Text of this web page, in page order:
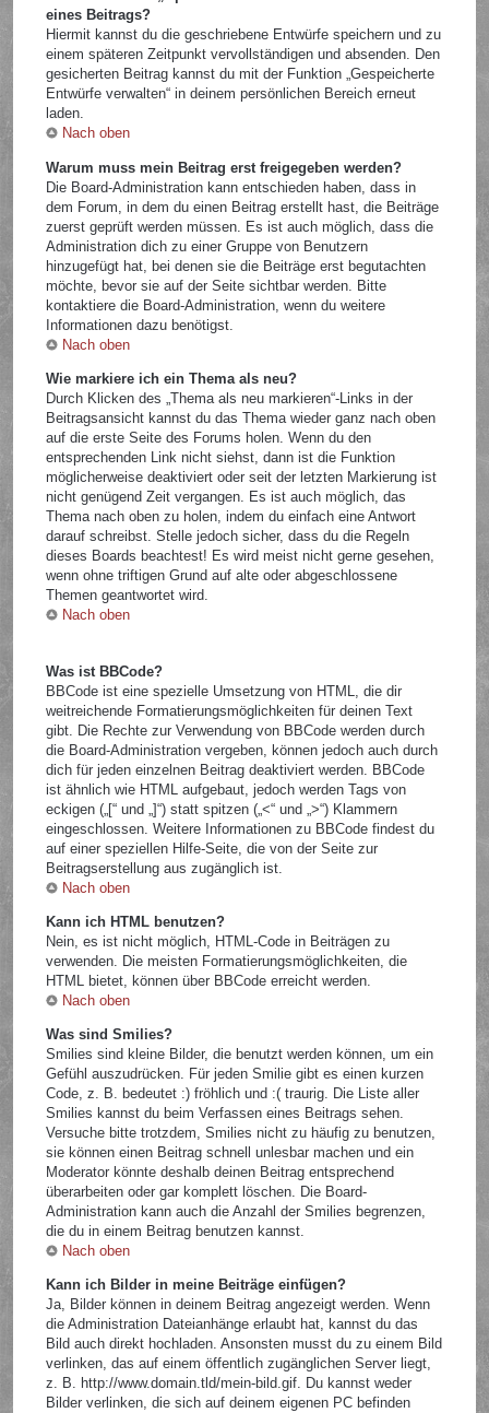
eines Beitrags?
Hiermit kannst du die geschriebene Entwürfe speichern und zu
einem späteren Zeitpunkt vervollständigen und absenden. Den
gesicherten Beitrag kannst du mit der Funktion „Gespeicherte
Entwürfe verwalten“ in deinem persönlichen Bereich erneut
laden.
Nach oben
Warum muss mein Beitrag erst freigegeben werden?
Die Board-Administration kann entschieden haben, dass in
dem Forum, in dem du einen Beitrag erstellt hast, die Beiträge
zuerst geprüft werden müssen. Es ist auch möglich, dass die
Administration dich zu einer Gruppe von Benutzern
hinzugefügt hat, bei denen sie die Beiträge erst begutachten
möchte, bevor sie auf der Seite sichtbar werden. Bitte
kontaktiere die Board-Administration, wenn du weitere
Informationen dazu benötigst.
Nach oben
Wie markiere ich ein Thema als neu?
Durch Klicken des „Thema als neu markieren“-Links in der
Beitragsansicht kannst du das Thema wieder ganz nach oben
auf die erste Seite des Forums holen. Wenn du den
entsprechenden Link nicht siehst, dann ist die Funktion
möglicherweise deaktiviert oder seit der letzten Markierung ist
nicht genügend Zeit vergangen. Es ist auch möglich, das
Thema nach oben zu holen, indem du einfach eine Antwort
darauf schreibst. Stelle jedoch sicher, dass du die Regeln
dieses Boards beachtest! Es wird meist nicht gerne gesehen,
wenn ohne triftigen Grund auf alte oder abgeschlossene
Themen geantwortet wird.
Nach oben
Was ist BBCode?
BBCode ist eine spezielle Umsetzung von HTML, die dir
weitreichende Formatierungsmöglichkeiten für deinen Text
gibt. Die Rechte zur Verwendung von BBCode werden durch
die Board-Administration vergeben, können jedoch auch durch
dich für jeden einzelnen Beitrag deaktiviert werden. BBCode
ist ähnlich wie HTML aufgebaut, jedoch werden Tags von
eckigen („[“ und „]“) statt spitzen („<“ und „>“) Klammern
eingeschlossen. Weitere Informationen zu BBCode findest du
auf einer speziellen Hilfe-Seite, die von der Seite zur
Beitragserstellung aus zugänglich ist.
Nach oben
Kann ich HTML benutzen?
Nein, es ist nicht möglich, HTML-Code in Beiträgen zu
verwenden. Die meisten Formatierungsmöglichkeiten, die
HTML bietet, können über BBCode erreicht werden.
Nach oben
Was sind Smilies?
Smilies sind kleine Bilder, die benutzt werden können, um ein
Gefühl auszudrücken. Für jeden Smilie gibt es einen kurzen
Code, z. B. bedeutet :) fröhlich und :( traurig. Die Liste aller
Smilies kannst du beim Verfassen eines Beitrags sehen.
Versuche bitte trotzdem, Smilies nicht zu häufig zu benutzen,
sie können einen Beitrag schnell unlesbar machen und ein
Moderator könnte deshalb deinen Beitrag entsprechend
überarbeiten oder gar komplett löschen. Die Board-
Administration kann auch die Anzahl der Smilies begrenzen,
die du in einem Beitrag benutzen kannst.
Nach oben
Kann ich Bilder in meine Beiträge einfügen?
Ja, Bilder können in deinem Beitrag angezeigt werden. Wenn
die Administration Dateianhänge erlaubt hat, kannst du das
Bild auch direkt hochladen. Ansonsten musst du zu einem Bild
verlinken, das auf einem öffentlich zugänglichen Server liegt,
z. B. http://www.domain.tld/mein-bild.gif. Du kannst weder
Bilder verlinken, die sich auf deinem eigenen PC befinden